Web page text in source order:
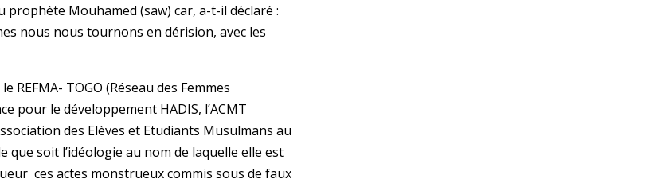
Mouhamed (saw) car, a-t-il déclaré :
nous nous tournons en dérision, avec les
TOGO (Réseau des Femmes
pour le développement HADIS, l’ACMT
des Elèves et Etudiants Musulmans au
soit l’idéologie au nom de laquelle elle est
ces actes monstrueux commis sous de faux